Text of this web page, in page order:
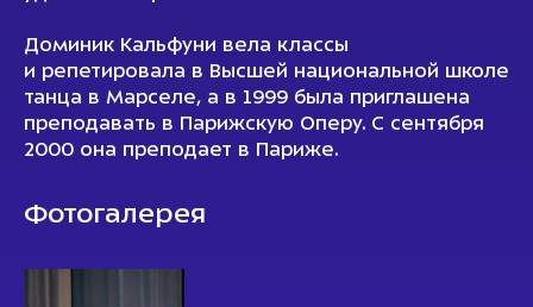
Доминик Кальфуни вела классы
и репетировала в Высшей национальной школе
танца в Марселе, а в 1999 была приглашена
преподавать в Парижскую Оперу. С сентября
2000 она преподает в Париже.
Фотогалерея